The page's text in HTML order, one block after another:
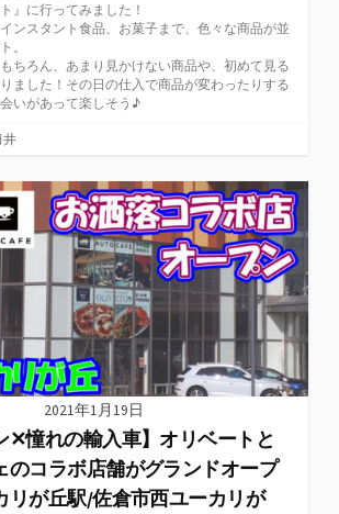
』に行ってみました！
ンスタント食品、お菓子まで、色々な商品が並
。
ちろん、あまり見かけない商品や、初めて見る
ました！その日の仕入で商品が変わったりする
いがあって楽しそう♪
井
2021年1月19日
✕憧れの輸入車】オリベートと
のコラボ店舗がグランドオープ
リが丘駅/佐倉市西ユーカリが